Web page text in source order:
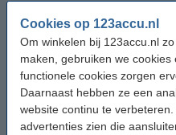
Cookies op 123accu.nl
Om winkelen bij 123accu.nl
maken, gebruiken we
functionele cookies zorgen
Daarnaast hebben ze een
website continu te
advertenties zien die
NP-60
PA3792U
PDR-BT3